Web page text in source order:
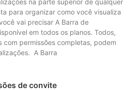
na parte superior de qualquer
para organizar como você visualiza
vai precisar A Barra de
em todos os planos. Todos,
com permissões completas, podem
A Barra
de convite